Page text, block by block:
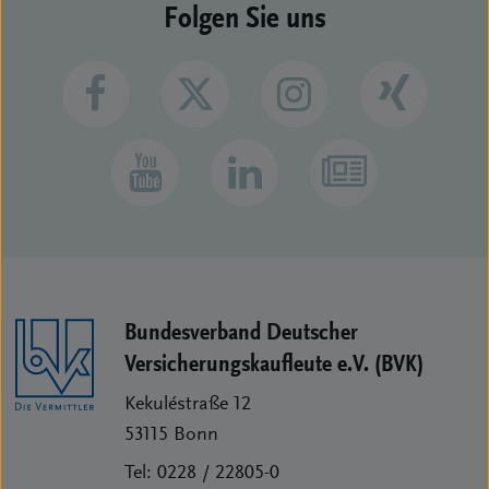
Folgen Sie uns
Bundesverband Deutscher
Versicherungs­kaufleute e.V. (BVK)
Kekuléstraße 12
53115 Bonn
Tel: 0228 / 22805-0